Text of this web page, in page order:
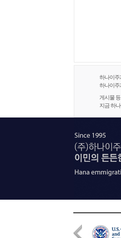
하나이주
하나이주
게시물
지금 하